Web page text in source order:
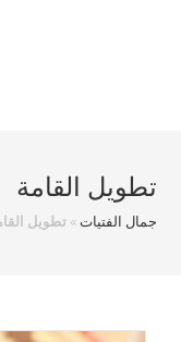
تطويل القامة
جمال الفتيات»تطويل